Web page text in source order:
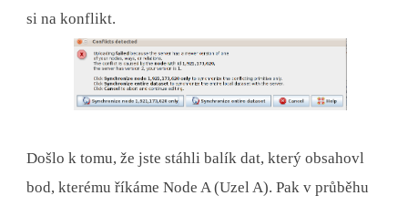
si na konflikt.
Došlo k tomu, že jste stáhli balík dat, který obsahovl
bod, kterému říkáme Node A (Uzel A). Pak v průběhu